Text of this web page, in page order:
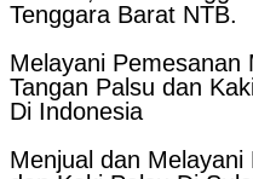
Tenggara Barat NTB.
Melayani Pemesanan
Tangan Palsu dan
Di Indonesia
Menjual dan Melayani